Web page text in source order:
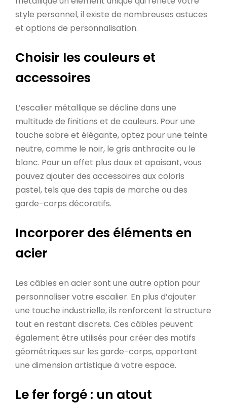
style personnel, il existe de nombreuses astuces
et options de personnalisation.
Choisir les couleurs et
accessoires
L’escalier métallique se décline dans une
multitude de finitions et de couleurs. Pour une
touche sobre et élégante, optez pour une teinte
neutre, comme le noir, le gris anthracite ou le
blanc. Pour un effet plus doux et apaisant, vous
pouvez ajouter des accessoires aux coloris
pastel, tels que des tapis de marche ou des
garde-corps décoratifs.
Incorporer des éléments en
acier
Les câbles en acier sont une autre option pour
personnaliser votre escalier. En plus d’ajouter
une touche industrielle, ils renforcent la structure
tout en restant discrets. Ces câbles peuvent
également être utilisés pour créer des motifs
géométriques sur les garde-corps, apportant
une dimension artistique à votre espace.
Le fer forgé : un atout